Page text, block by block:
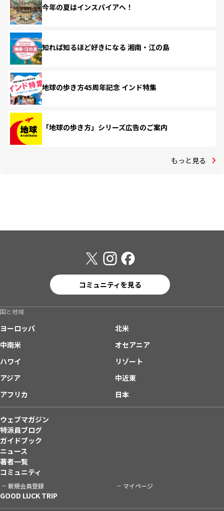
今年の夏はインスパイアへ！
知れば知るほど好きになる 湘南・江の島
地球の歩き方45周年記念 インド特集
「地球の歩き方」シリーズ広告のご案内
もっと見る
コミュニティを見る
国と地域
ヨーロッパ
北米
中南米
オセアニア
ハワイ
リゾート
アジア
中近東
アフリカ
日本
ウェブマガジン
特派員ブログ
ガイドブック
ニュース
著者一覧
コミュニティ
新規会員登録 マイページ
GOOD LUCK TRIP